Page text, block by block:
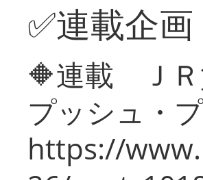
✅連載企画
🔶連載 Ｊ
プッシュ・
https://